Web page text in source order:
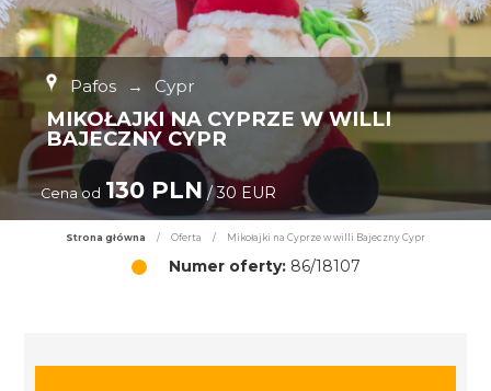
Pafos → Cypr
MIKOŁAJKI NA CYPRZE W WILLI
BAJECZNY CYPR
Cena od 130 PLN / 30 EUR
Strona główna / Oferta / Mikołajki na Cyprze w willi Bajeczny Cypr
Numer oferty:86/18107